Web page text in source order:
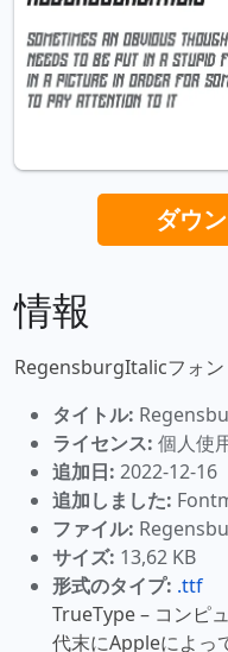
ダウ
情報
RegensburgItalicフォン
タイトル:
ライセンス: 個人使
追加日: 2022-12-16
追加しました:
ファイル:
サイズ: 13,62 KB
形式のタイプ: .ttf
TrueType – コンピ
代末にAppleによっ